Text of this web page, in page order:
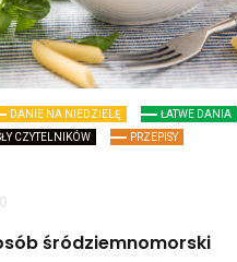
DANIE NA NIEDZIELĘ
ŁATWE DANIA
CZYTELNIKÓW
PRZEPISY
śródziemnomorski